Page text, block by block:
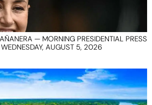
— MORNING PRESIDENTIAL PRESS
AUGUST 5, 2026